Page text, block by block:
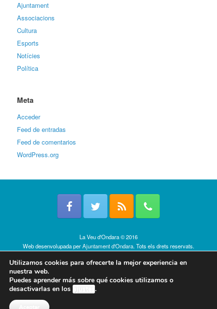
Ajuntament
Associacions
Cultura
Esports
Notícies
Política
Meta
Acceder
Feed de entradas
Feed de comentarios
WordPress.org
La Veu d'Ondara © 2016
Web desenvolupada perAjuntament d'Ondara. Tots els drets reservats.
Utilizamos cookies para ofrecerte la mejor experiencia en
nuestra web.
Puedes aprender más sobre qué cookies utilizamos o
desactivarlas en los ajustes.